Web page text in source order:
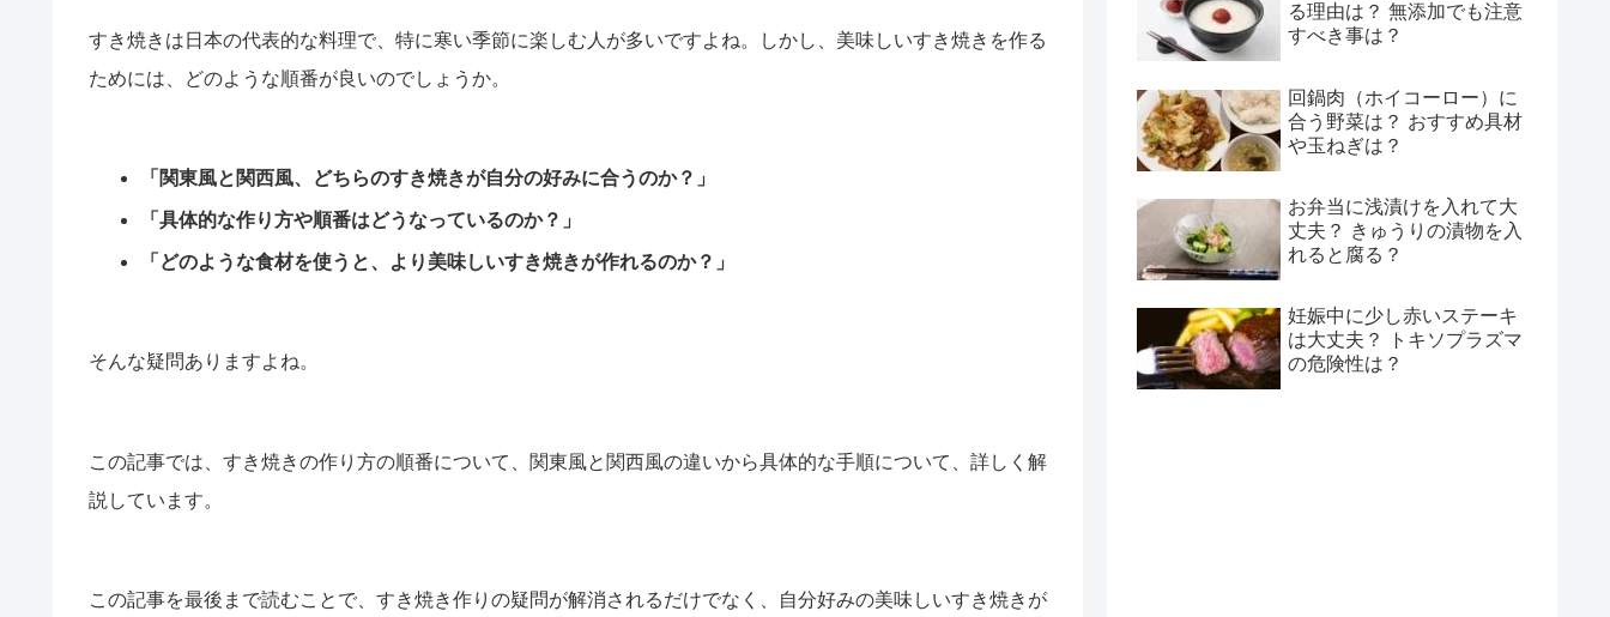
すき焼きは日本の代表的な料理で、特に寒い季節に楽しむ人が多いですよね。しかし、美味しいすき焼きを作る
ためには、どのような順番が良いのでしょうか。
「関東風と関西風、どちらのすき焼きが自分の好みに合うのか？」
「具体的な作り方や順番はどうなっているのか？」
「どのような食材を使うと、より美味しいすき焼きが作れるのか？」
そんな疑問ありますよね。
この記事では、すき焼きの作り方の順番について、関東風と関西風の違いから具体的な手順について、詳しく解
説しています。
この記事を最後まで読むことで、すき焼き作りの疑問が解消されるだけでなく、自分好みの美味しいすき焼きが
る理由は？ 無添加でも注意
すべき事は？
回鍋肉（ホイコーロー）に
合う野菜は？ おすすめ具材
や玉ねぎは？
お弁当に浅漬けを入れて大
丈夫？ きゅうりの漬物を入
れると腐る？
妊娠中に少し赤いステーキ
は大丈夫？ トキソプラズマ
の危険性は？